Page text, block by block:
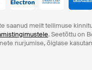
saanud meilt tellimuse
. Seetõttu on
nurjumise, õiglase